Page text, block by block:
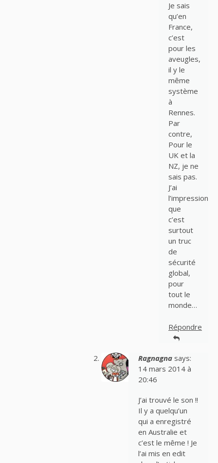
Je sais
qu’en
France,
c’est
pour les
aveugles,
il y le
même
système
à
Rennes.
Par
contre,
Pour le
UK et la
NZ, je ne
sais pas.
J’ai
l’impression
que
c’est
surtout
un truc
de
sécurité
global,
pour
tout le
monde…
Répondre
Ragnagna says:
14 mars 2014 à
20:46
J’ai trouvé le son !!
Il y a quelqu’un
qui a enregistré
en Australie et
c’est le même ! Je
l’ai mis en edit